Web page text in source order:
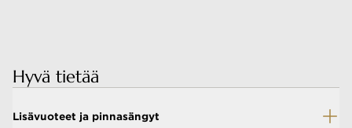
Hyvä tietää
Lisävuoteet ja pinnasängyt